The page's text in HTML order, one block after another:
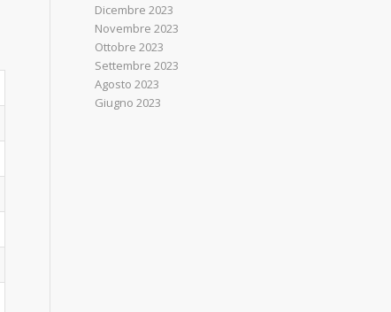
Dicembre 2023
Novembre 2023
Ottobre 2023
Settembre 2023
Agosto 2023
Giugno 2023